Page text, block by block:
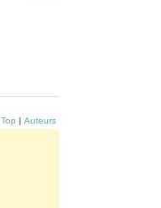
Top | Auteurs